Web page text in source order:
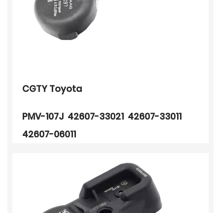
CGTY Toyota
PMV-107J 42607-33021 42607-33011
42607-06011